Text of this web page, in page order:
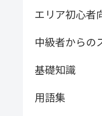
エリア初心者
中級者からの
基礎知識
用語集